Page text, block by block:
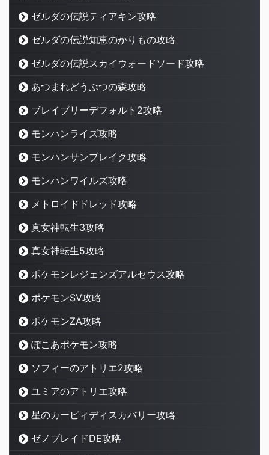
ゼルダの伝説ティアキン攻略
ゼルダの伝説知恵のかりもの攻略
ゼルダの伝説スカイウォードソード攻略
あつまれどうぶつの森攻略
ブレイブリーデフォルト2攻略
モンハンライズ攻略
モンハンサンブレイク攻略
モンハンワイルズ攻略
メトロイドドレッド攻略
真女神転生3攻略
真女神転生5攻略
ポケモンレジェンズアルセウス攻略
ポケモンSV攻略
ポケモンZA攻略
ぽこあポケモン攻略
ソフィーのアトリエ2攻略
ユミアのアトリエ攻略
星のカービィディスカバリー攻略
ゼノブレイドDE攻略